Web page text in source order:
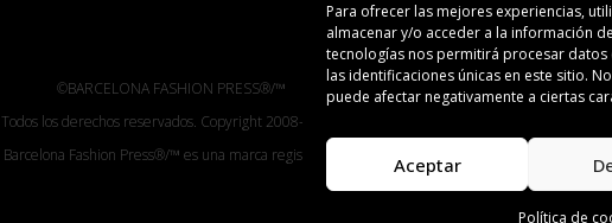
Para ofrecer las mejores experiencias,
almacenar y/o acceder a la información
tecnologías nos permitirá procesar
las identificaciones únicas en este sitio.
puede afectar negativamente a ciertas
Aceptar
Política de
©BARCELONA FASHION PRESS®/™
Todos los derechos reservados. Copyright 2008-2024.
Barcelona Fashion Press®/™ es una marca registrada.